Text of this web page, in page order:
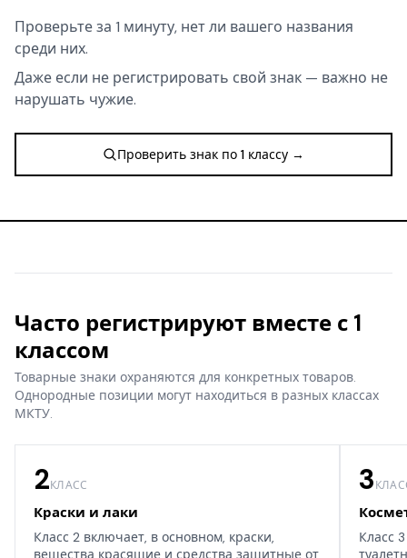
Проверьте за 1 минуту, нет ли вашего названия
среди них.
Даже если не регистрировать свой знак — важно не
нарушать чужие.
Проверить знак по 1 классу →
Часто регистрируют вместе с 1
классом
Товарные знаки охраняются для конкретных товаров.
Однородные позиции могут находиться в разных классах
МКТУ.
2КЛАСС
Краски и лаки
Класс 2 включает, в основном, краски,
вещества красящие и средства защитные от
3
Класс